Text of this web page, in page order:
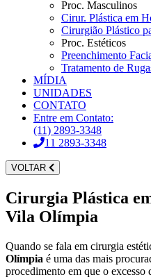
Proc. Masculinos
Cirur. Plástica em
Cirurgião Plástico
Proc. Estéticos
Preenchimento
Tratamento de
MÍDIA
UNIDADES
CONTATO
Entre em Contato:
(11) 2893-3348
11 2893-3348
VOLTAR
Cirurgia Plástica
Vila Olímpia
Quando se fala em cirurgia
Olímpia é uma das mais
procedimento em que o